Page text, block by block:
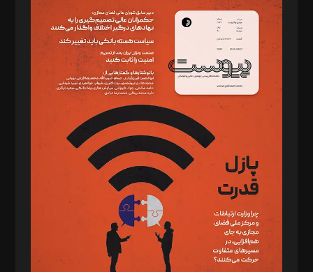
سردبیر: مهرک محمودی
دبیر تحریریه: میثم قاسمی
د‌بیر ناداستان: سمانه سمیع
د‌بیر خدمت و تجارت: ابوالفضل رجبی
د‌بیر حقوق فناوری: حسام‌الدین ایپکچی
د‌بیر پیوست جهان: مینا پاکدل
د‌بیر تحریریه آنلاین: بابک نقاش
تحریریه‌: مجتبی محمود‌ی، آرش برهمند، یسنا امان‌پور، سروش کرمیان،
مصطفی مسجدی آرانی، ابوالفضل رجبی، زهرا فکرانه، فائزه فتحی
رستمی،مصطفی باستان
ویرایش: نگار استاد‌‌آقا
طراح یونیفرم: مجید توکلی
فیلمبرداری و عکاسی: امیر شفیعی، مانی لطفی زاده
گرافیک و صفحه‌آرایی: سید‌سبحان‌علی ثابت